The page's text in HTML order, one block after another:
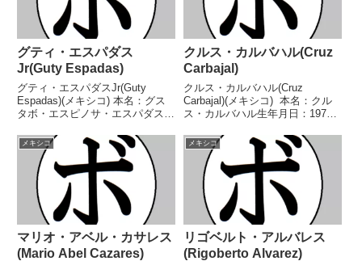
グティ・エスパダス
Jr(Guty Espadas)
グティ・エスパダスJr(Guty
Espadas)(メキシコ) 本名：グス
タボ・エスピノサ・エスパダス・
籍：メキシコ戦績：53戦45勝
(28KO)8敗 【獲得タイトル】
WBC米大陸フェザー級王座WBC
米大...
クルス・カルバハル(Cruz
Carbajal)
クルス・カルバハル(Cruz
Carbajal)(メキシコ) 本名：クル
ス・カルバハル生年月日：1974
53戦32勝(26KO)19敗2分 【獲得
タイトル】メキシコバンタム級王
座第11代WBO世界バンタム級...
メキシコ
マリオ・アベル・カサレス
(Mario Abel Cazares)
メキシコ
リゴベルト・アルバレス
(Rigoberto Alvarez)